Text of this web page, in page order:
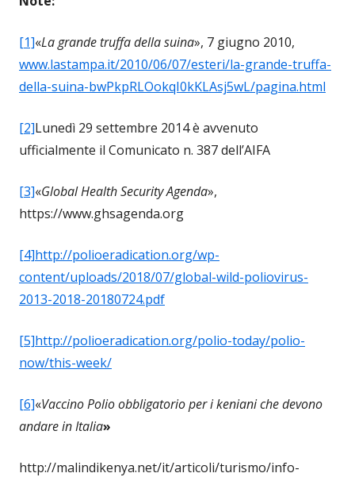
[1]«La grande truffa della suina», 7 giugno 2010,
www.lastampa.it/2010/06/07/esteri/la-grande-truffa-
della-suina-bwPkpRLOokqI0kKLAsj5wL/pagina.html
[2]Lunedì 29 settembre 2014 è avvenuto
ufficialmente il Comunicato n. 387 dell’AIFA
[3]«Global Health Security Agenda»,
https://www.ghsagenda.org
[4]http://polioeradication.org/wp-
content/uploads/2018/07/global-wild-poliovirus-
2013-2018-20180724.pdf
[5]http://polioeradication.org/polio-today/polio-
now/this-week/
[6]«Vaccino Polio obbligatorio per i keniani che devono
andare in Italia»
http://malindikenya.net/it/articoli/turismo/info-